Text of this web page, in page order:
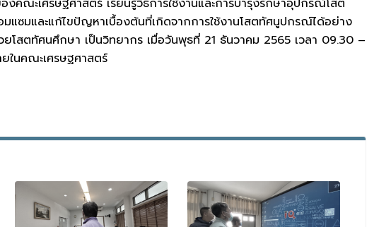
คณะเศรษฐศาสตร์ เรียนรู้วิธีการใช้งานและการบำรุงรักษาอุปกรณ์โสต
ซมและแก้ไขปัญหาเบื้องต้นที่เกิดจากการใช้งานโสตทัศนูปกรณ์ได้อย่าง
สตทัศนศึกษา เป็นวิทยากร เมื่อวันพุธที่ 21 ธันวาคม 2565 เวลา 09.30 –
ในคณะเศรษฐศาสตร์